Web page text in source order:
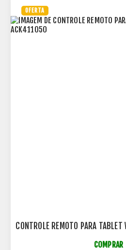
OFERTA
CONTROLE REMOTO PARA
COMPRAR